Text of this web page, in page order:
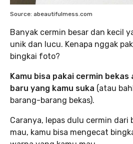
Source: abeautifulmess.com
Banyak cermin besar dan kecil
unik dan lucu. Kenapa nggak
bingkai foto?
Kamu bisa pakai cermin
baru yang kamu suka (atau
barang-barang bekas).
Caranya, lepas dulu cermin dari
mau, kamu bisa mengecat